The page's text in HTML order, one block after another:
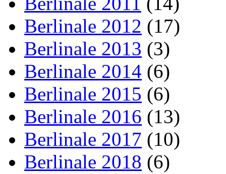
Berlinale 2012 (17)
Berlinale 2013 (3)
Berlinale 2014 (6)
Berlinale 2015 (6)
Berlinale 2016 (13)
Berlinale 2017 (10)
Berlinale 2018 (6)